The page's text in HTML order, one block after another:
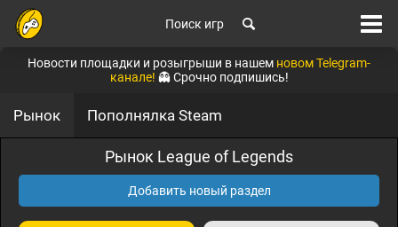
Поиск игр
Новости площадки и розыгрыши в нашем новом Telegram-
канале! 👻 Срочно подпишись!
Рынок Пополнялка Steam
Рынок League of Legends
Добавить новый раздел